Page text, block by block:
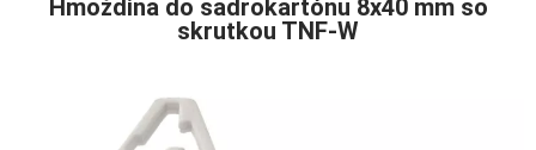
Hmoždina do sadrokartónu 8x40 mm so
skrutkou TNF-W